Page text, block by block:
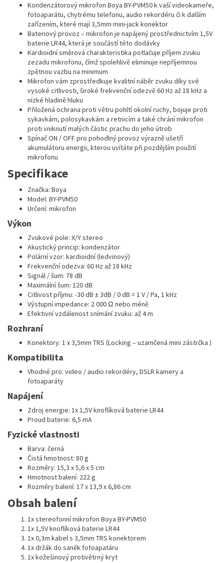
Kondenzátorový mikrofon Boya BY-PVM50 k vaší videokameře,
fotoaparátu, chytrému telefonu, audio rekordéru či k dalším
zařízením, které mají 3,5mm mini-jack konektor
Bateriový provoz – mikrofon je napájený prostřednictvím 1,5V
baterie LR44, která je součástí této dodávky
Kardioidní směrová charakteristika potlačuje příjem zvuku
zezadu mikrofonu, čímž spolehlivě eliminuje nepříjemnou
zpětnou vazbu na minimum
Mikrofon vám zprostředkuje kvalitní náběr zvuku díky své
vysoké citlivosti, široké frekvenční odezvě 60 Hz až 18 kHz a
nízké hladině hluku
Přiložená ochrana proti větru pohltí okolní ruchy, bojuje proti
sykavkám, polosykavkám a retnicím a také chrání mikrofon
proti vniknutí malých částic prachu do jeho útrob
Spínač ON / OFF pro pohodlný provoz výrazně ušetří
akumulátoru energii, kterou uvítáte při pozdějším použití
mikrofonu
Specifikace
Značka: Boya
Model: BY-PVM50
Určení: mikrofon
Výkon
Zvukové pole: X/Y stereo
Akustický princip: kondenzátor
Polární vzor: kardioidní (ledvinový)
Frekvenční odezva: 60 Hz až 18 kHz
Signál / šum: 78 dB
Maximální šum: 120 dB
Citlivost příjmu: -30 dB ± 3dB / 0 dB = 1 V / Pa, 1 kHz
Výstupní impedance: 2 000 Ω nebo méně
Efektivní vzdálenost snímání zvuku: až 4 m
Rozhraní
Konektory: 1 x 3,5mm TRS (Locking – uzamčená mini zástrčka )
Kompatibilita
Vhodné pro: video / audio rekordéry, DSLR kamery a
fotoaparáty
Napájení
Zdroj energie: 1x 1,5V knoflíková baterie LR44
Proud baterie: 6,5 mA
Fyzické vlastnosti
Barva: černá
Čistá hmotnost: 80 g
Rozměry: 15,3 x 5,6 x 5 cm
Hmotnost balení: 222 g
Rozměry balení: 17 x 13,9 x 6,86 cm
Obsah balení
1x stereofonní mikrofon Boya BY-PVM50
1x 1,5V knoflíková baterie LR44
1x 0,3m kabel s 3,5mm TRS konektorem
1x držák do saněk fotoapatáru
1x kožešinový protivětrný kryt